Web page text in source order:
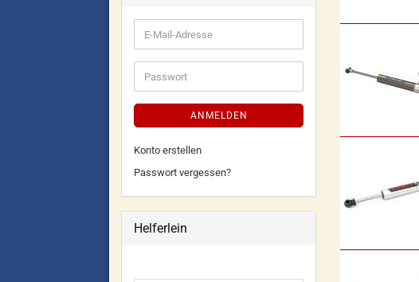
ANMELDEN
Konto erstellen
Passwort vergessen?
Helferlein